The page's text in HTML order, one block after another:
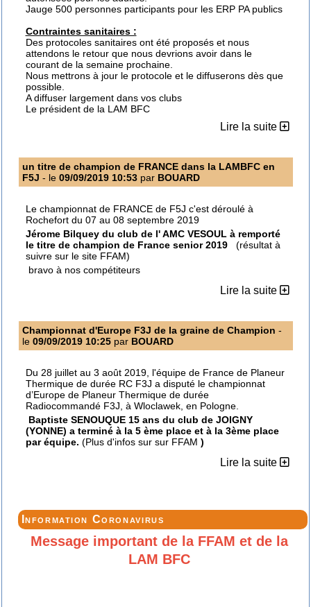
Jauge 500 personnes participants pour les ERP PA publics
Contraintes sanitaires :
Des protocoles sanitaires ont été proposés et nous
attendons le retour que nous devrions avoir dans le
courant de la semaine prochaine.
Nous mettrons à jour le protocole et le diffuserons dès que
possible.
A diffuser largement dans vos clubs
Le président de la LAM BFC
Lire la suite
un titre de champion de FRANCE dans la LAMBFC en
F5J - le 09/09/2019 10:53par BOUARD
Le championnat de FRANCE de F5J c'est déroulé à
Rochefort du 07 au 08 septembre 2019
Jérome Bilquey du club de l' AMC VESOUL à remporté
le titre de champion de France senior 2019(résultat à
suivre sur le site FFAM)
bravo à nos compétiteurs
Lire la suite
Championnat d'Europe F3J de la graine de Champion -
le 09/09/2019 10:25par BOUARD
Du 28 juillet au 3 août 2019, l'équipe de France de Planeur
Thermique de durée RC F3J a disputé le championnat
d’Europe de Planeur Thermique de durée
Radiocommandé F3J, à Wloclawek, en Pologne.
Baptiste SENOUQUE 15 ans du club de JOIGNY
(YONNE) a terminé à la 5 ème place et à la 3ème place
par équipe. (Plus d'infos sur sur FFAM )
Lire la suite
Information Coronavirus
Message important de la FFAM et de la
LAM BFC